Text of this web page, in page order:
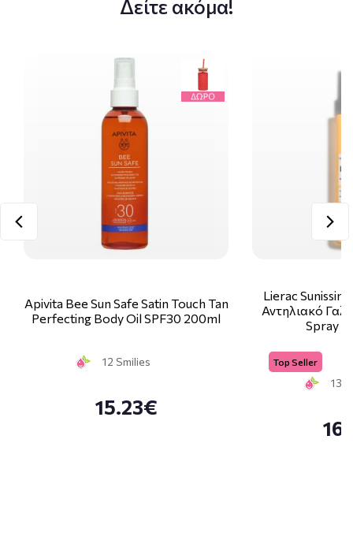
Δείτε ακόμα!
Apivita Bee Sun Safe Satin Touch Tan
Perfecting Body Oil SPF30 200ml
12 Smilies
15.23€
Lierac
Αντηλιακό
Spray
Top Seller
13